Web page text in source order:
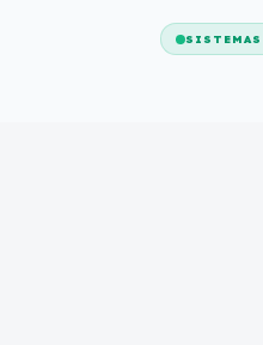
SISTEMAS